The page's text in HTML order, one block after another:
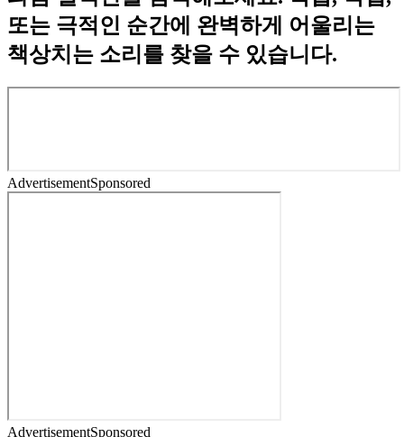
또는 극적인 순간에 완벽하게 어울리는
책상치는 소리를 찾을 수 있습니다.
AdvertisementSponsored
AdvertisementSponsored